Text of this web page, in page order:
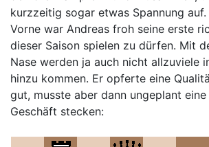
kurzzeitig sogar etwas Spannung auf.
Vorne war Andreas froh seine erste
dieser Saison spielen zu dürfen. Mit
Nase werden ja auch nicht allzuviele
hinzu kommen. Er opferte eine
gut, musste aber dann ungeplant
Geschäft stecken: